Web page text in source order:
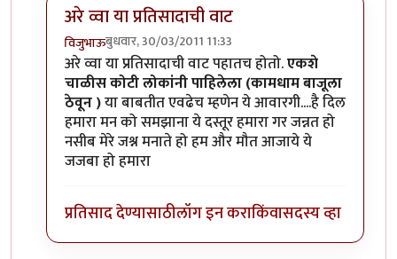
अरे व्वा या प्रतिसादाची वाट
विजुभाऊबुधवार, 30/03/2011 11:33
In reply toमी आहेbyसन्जोप राव
अरे व्वा या प्रतिसादाची वाट पहातच होतो.एकशे
चाळीस कोटी लोकांनी पाहिलेला (कामधाम बाजूला
ठेवून )या बाबतीत एवढेच म्हणेन ये आवारगी....है दिल
हमारा मन को समझाना ये दस्तूर हमारा गर जन्नत हो
नसीब मेरे जश्न मनाते हो हम और मौत आजाये ये
जजबा हो हमारा
प्रतिसाद देण्यासाठीलॉग इन कराकिंवासदस्य व्हा